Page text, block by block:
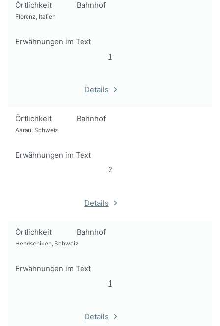
Örtlichkeit Bahnhof
Florenz, Italien
Erwähnungen im Text
1
Details
Örtlichkeit Bahnhof
Aarau, Schweiz
Erwähnungen im Text
2
Details
Örtlichkeit Bahnhof
Hendschiken, Schweiz
Erwähnungen im Text
1
Details